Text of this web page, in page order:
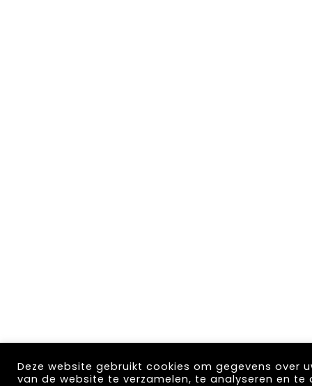
Deze website gebruikt cookies om gegevens over
van de website te verzamelen, te analyseren en te